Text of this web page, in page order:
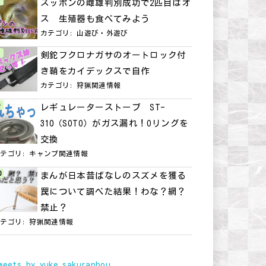
スッポンの雌雄判別成功で2匹目はオ
ス 生殖器も食べてみよう
カテゴリ: 山遊び・外遊び
剣鉈フクロナガサのオートロック付
き鞘をカイデックスで自作
カテゴリ:狩猟関連情報
レギュレーターストーブ ST-
310（SOTO）がガス漏れ！Oリングを
交換
テゴリ:キャンプ関連情報
まんが日本昔ばなしのスズメを獲る
罠について調べた結果！わな？網？
禁止？
テゴリ:狩猟関連情報